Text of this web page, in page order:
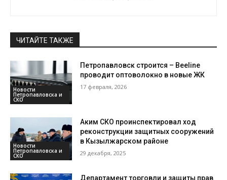
ЧИТАЙТЕ ТАКЖЕ
Новости
Петропавловска и
СКО
Петропавловск строится – Beeline
проводит оптоволокно в новые ЖК
17 февраля, 2026
Новости
Петропавловска и
СКО
Аким СКО проинспектировал ход
реконструкции защитных сооружений
в Кызылжарском районе
29 декабря, 2025
Департамент торговли и защиты прав